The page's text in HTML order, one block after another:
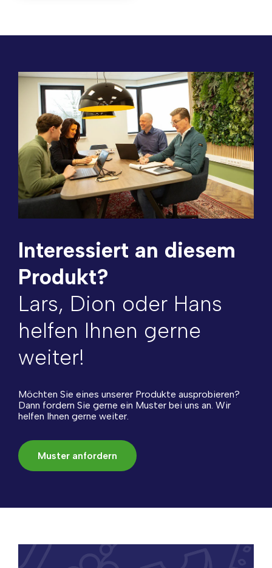
Interessiert an diesem
Produkt?
Lars, Dion oder Hans
helfen Ihnen gerne
weiter!
Möchten Sie eines unserer Produkte ausprobieren?
Dann fordern Sie gerne ein Muster bei uns an. Wir
helfen Ihnen gerne weiter.
Muster anfordern